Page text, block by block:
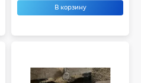
В корзину